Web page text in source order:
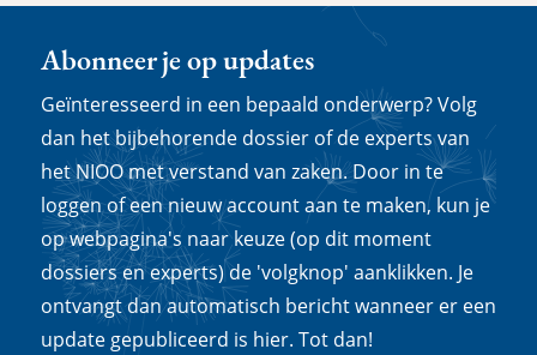
Abonneer je op updates
Geïnteresseerd in een bepaald onderwerp? Volg
dan het bijbehorende dossier of de experts van
het NIOO met verstand van zaken. Door in te
loggen of een nieuw account aan te maken, kun je
op webpagina's naar keuze (op dit moment
dossiers en experts) de 'volgknop' aanklikken. Je
ontvangt dan automatisch bericht wanneer er een
update gepubliceerd is hier. Tot dan!